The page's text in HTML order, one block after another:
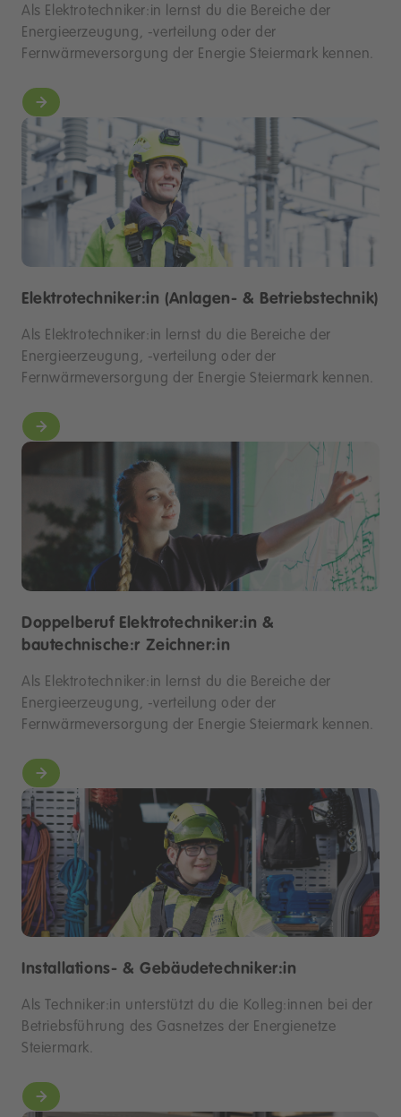
Als Elektrotechniker:in lernst du die Bereiche der
Energieerzeugung, -verteilung oder der
Fernwärmeversorgung der Energie Steiermark kennen.
Elektrotechniker:in (Anlagen- & Betriebstechnik)
Als Elektrotechniker:in lernst du die Bereiche der
Energieerzeugung, -verteilung oder der
Fernwärmeversorgung der Energie Steiermark kennen.
Doppelberuf Elektrotechniker:in &
bautechnische:r Zeichner:in
Als Elektrotechniker:in lernst du die Bereiche der
Energieerzeugung, -verteilung oder der
Fernwärmeversorgung der Energie Steiermark kennen.
Installations- & Gebäudetechniker:in
Als Techniker:in unterstützt du die Kolleg:innen bei der
Betriebsführung des Gasnetzes der Energienetze
Steiermark.